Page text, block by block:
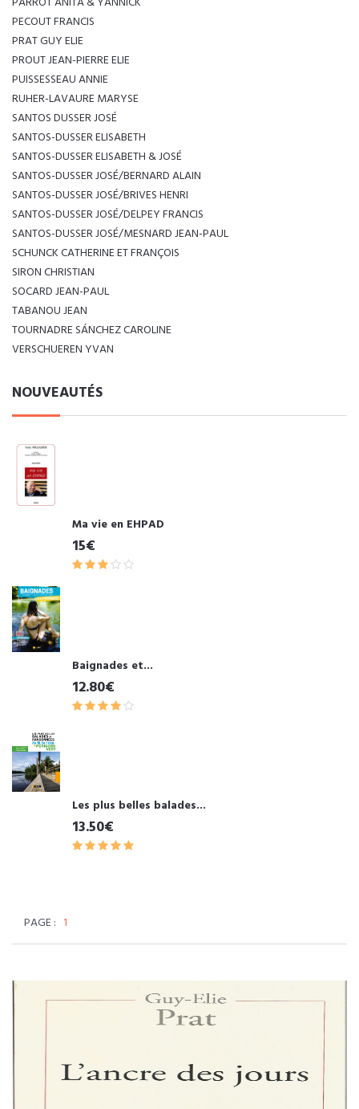
PECOUT FRANCIS
PRAT GUY ELIE
PROUT JEAN-PIERRE ELIE
PUISSESSEAU ANNIE
RUHER-LAVAURE MARYSE
SANTOS DUSSER JOSÉ
SANTOS-DUSSER ELISABETH
SANTOS-DUSSER ELISABETH & JOSÉ
SANTOS-DUSSER JOSÉ/BERNARD ALAIN
SANTOS-DUSSER JOSÉ/BRIVES HENRI
SANTOS-DUSSER JOSÉ/DELPEY FRANCIS
SANTOS-DUSSER JOSÉ/MESNARD JEAN-PAUL
SCHUNCK CATHERINE ET FRANÇOIS
SIRON CHRISTIAN
SOCARD JEAN-PAUL
TABANOU JEAN
TOURNADRE SÁNCHEZ CAROLINE
VERSCHUEREN YVAN
NOUVEAUTÉS
Ma vie en EHPAD
15€
Baignades et...
12.80€
Les plus belles balades...
13.50€
PAGE : 1